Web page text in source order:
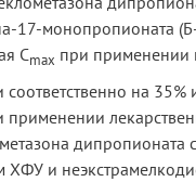
17-монопропионата
Cmax при применении
соответственно на 35%
применении
дипропионата с
ХФУ и